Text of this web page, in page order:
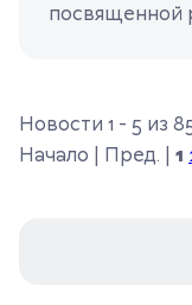
посвященной
Новости 1 - 5 из
Начало | Пред. | 1